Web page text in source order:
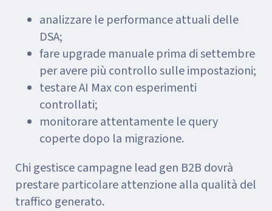
analizzare le performance attuali delle
DSA;
fare upgrade manuale prima di settembre
per avere più controllo sulle impostazioni;
testare AI Max con esperimenti
controllati;
monitorare attentamente le query
coperte dopo la migrazione.
Chi gestisce campagne lead gen B2B dovrà
prestare particolare attenzione alla qualità del
traffico generato.